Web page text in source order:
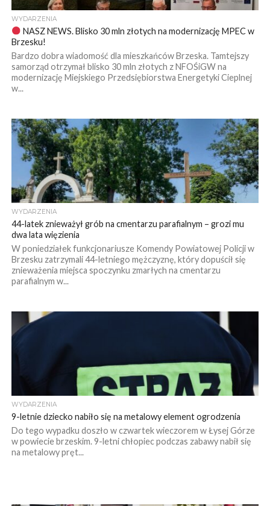
WYDARZENIA
NASZ NEWS. Blisko 30 mln złotych na modernizację MPEC w
Brzesku!
Bardzo dobra wiadomość dla mieszkańców Brzeska. Tamtejszy
samorząd otrzymał blisko 30 mln złotych z NFOŚiGW na
modernizację Miejskiego Przedsiębiorstwa Energetyki Cieplnej
w...
WYDARZENIA
44-latek znieważył grób na cmentarzu parafialnym – grozi mu
dwa lata więzienia
W poniedziałek funkcjonariusze Komendy Powiatowej Policji w
Brzesku zatrzymali 44-letniego mężczyznę, który dopuścił się
znieważenia miejsca spoczynku zmarłych na cmentarzu
parafialnym w...
WYDARZENIA
9-letnie dziecko nabiło się na metalowy element ogrodzenia
Do tego wypadku doszło w czwartek wieczorem w Łysej Górze
w powiecie brzeskim. 9-letni chłopiec podczas zabawy nabił się
na metalowy pręt...